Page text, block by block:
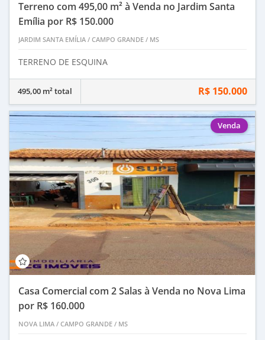
Terreno com 495,00 m² à Venda no Jardim Santa
Emília por R$ 150.000
JARDIM SANTA EMÍLIA / CAMPO GRANDE / MS
TERRENO DE ESQUINA
495,00 m² total R$ 150.000
Venda
Casa Comercial com 2 Salas à Venda no Nova Lima
por R$ 160.000
NOVA LIMA / CAMPO GRANDE / MS